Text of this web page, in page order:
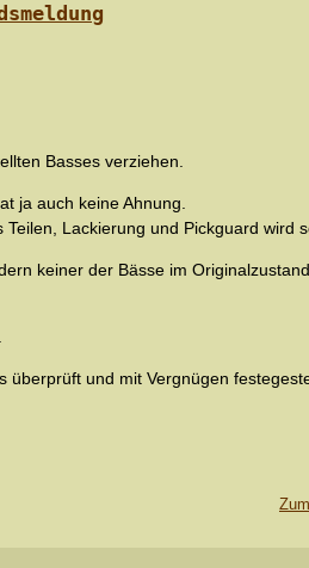
Basses verziehen.
ja auch keine Ahnung.
Lackierung und Pickguard wird
keiner der Bässe im
und mit Vergnügen